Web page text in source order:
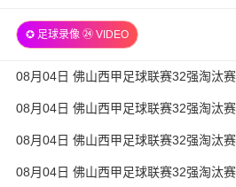
✪ 足球录像 ㉔ VIDEO
08月04日 佛山西甲足球联赛32强淘汰
全场录像
08月04日 佛山西甲足球联赛32强淘汰
场录像
08月04日 佛山西甲足球联赛32强淘汰
徒 全场录像
08月04日 佛山西甲足球联赛32强淘汰